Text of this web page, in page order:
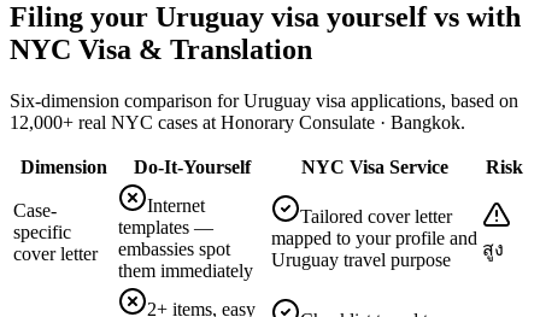
Filing your Uruguay visa yourself vs with
NYC Visa & Translation
Six-dimension comparison for Uruguay visa applications, based on
12,000+ real NYC cases at Honorary Consulate · Bangkok.
Dimension Do-It-Yourself NYC Visa Service Risk
Case-
specific
cover letter
Internet
templates —
embassies spot
them immediately
Tailored cover letter
mapped to your profile and
Uruguay travel purpose
สูง
2+ items, easy